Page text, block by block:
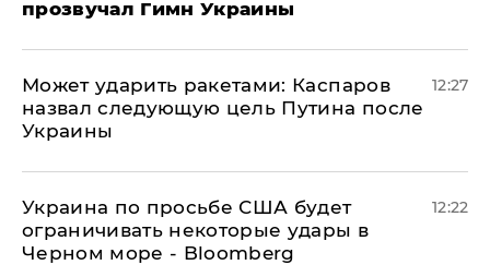
прозвучал Гимн Украины
Может ударить ракетами: Каспаров
назвал следующую цель Путина после
Украины
12:27
Украина по просьбе США будет
ограничивать некоторые удары в
Черном море - Bloomberg
12:22